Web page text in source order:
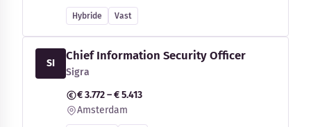
Hybride Vast
SI
Chief Information Security Officer
Sigra
€ 3.772 – € 5.413
Amsterdam